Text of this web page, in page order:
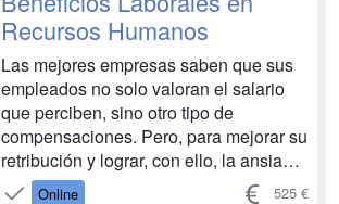
Recursos Humanos
Las mejores empresas saben que sus
empleados no solo valoran el salario
que perciben, sino otro tipo de
compensaciones. Pero, para mejorar su
retribución y lograr, con ello, la ansiada
retención del talento, es imprescindible
Online 525 €